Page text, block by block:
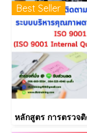
Best Seller